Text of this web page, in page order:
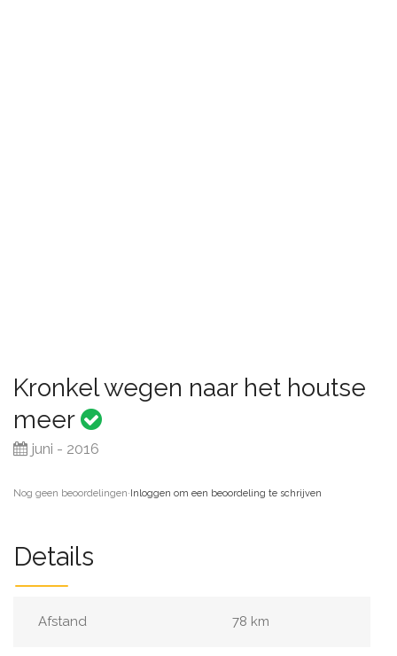
Kronkel wegen naar het houtse
meer
juni - 2016
Nog geen beoordelingen·Inloggen om een beoordeling te schrijven
Details
Afstand 78 km